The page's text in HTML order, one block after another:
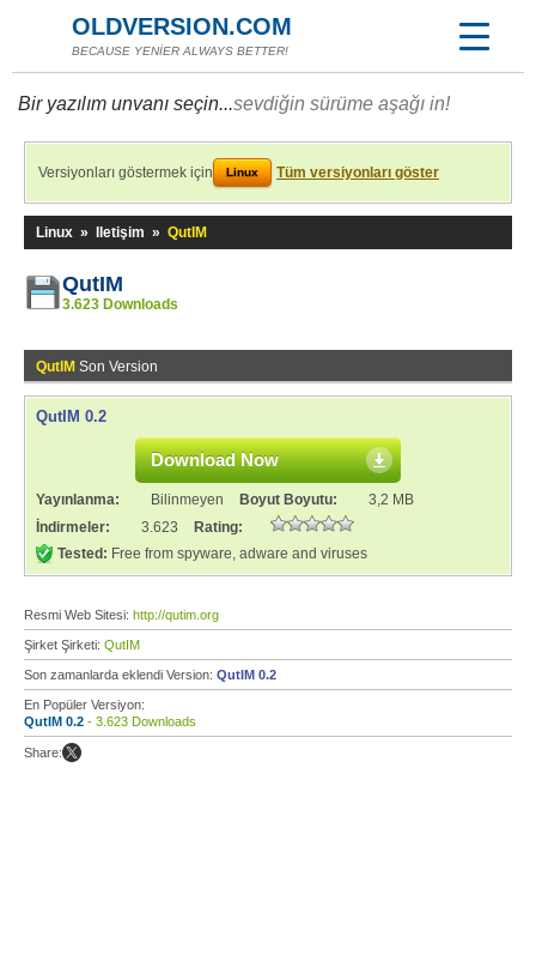
OLDVERSION.COM
BECAUSE YENİER ALWAYS BETTER!
Bir yazılım unvanı seçin...sevdiğin sürüme aşağı in!
Versiyonları göstermek için Linux Tüm versiyonları göster
Linux » Iletişim » QutIM
QutIM
3.623 Downloads
QutIM Son Version
QutIM 0.2
Download Now
Yayınlanma: Bilinmeyen Boyut Boyutu:
3,2 MB
İndirmeler:
3.623
Rating:
Tested: Free from spyware, adware and viruses
Resmi Web Sitesi: http://qutim.org
Şirket Şirketi: QutIM
Son zamanlarda eklendi Version: QutIM 0.2
En Popüler Versiyon:
QutIM 0.2 - 3.623 Downloads
Share: